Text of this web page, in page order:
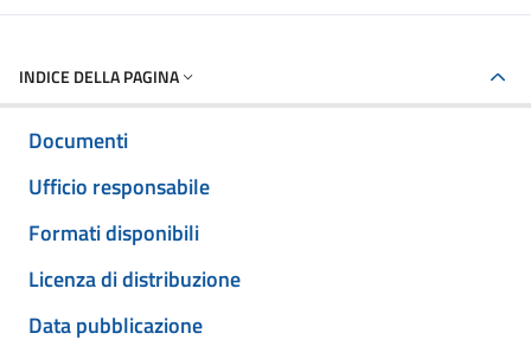
INDICE DELLA PAGINA
Documenti
Ufficio responsabile
Formati disponibili
Licenza di distribuzione
Data pubblicazione